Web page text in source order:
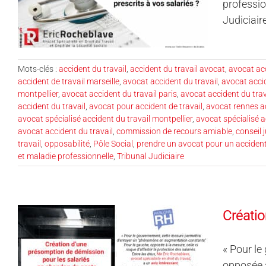
Mots-clés : accident du travail accident du travail avocat avocat
accident de travail marseille avocat accident du travail avocat
montpellier, avocat accident du travail paris avocat accident du
accident du travail avocat pour accident de travail avocat rennes
avocat spécialisé accident du travail montpellier, avocat spécialisé
avocat accident du travail commission de recours amiable conseil
travail opposabilité Pôle Social prendre un avocat pour un
et maladie professionnelle Tribunal Judiciaire
« Pour